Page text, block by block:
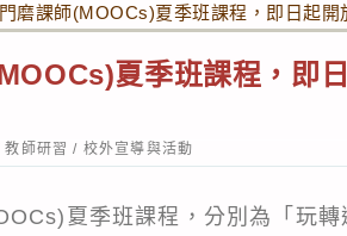
磨課師(MOOCs)夏季班課程，即日起開
夏季班課程，即
教師研習 / 校外宣導與活動
夏季班課程，分別為「玩轉